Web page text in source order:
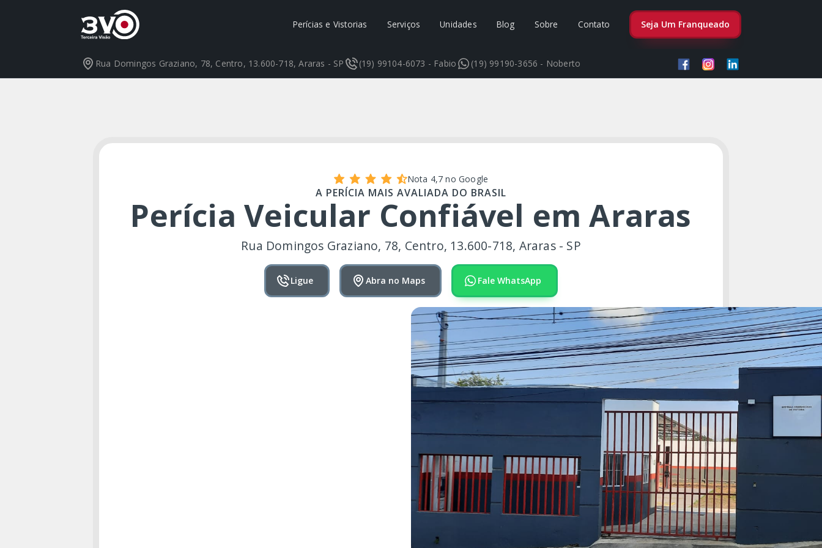
Perícias e Vistorias Serviços Unidades Blog Sobre Contato Seja Um Franqueado
Rua Domingos Graziano, 78, Centro, 13.600-718, Araras - SP (19) 99104-6073 - Fabio (19) 99190-3656 - Noberto
Nota 4,7 no Google
A PERÍCIA MAIS AVALIADA DO BRASIL
Perícia Veicular Confiável em Araras
Rua Domingos Graziano, 78, Centro, 13.600-718, Araras - SP
Ligue Abra no Maps Fale WhatsApp